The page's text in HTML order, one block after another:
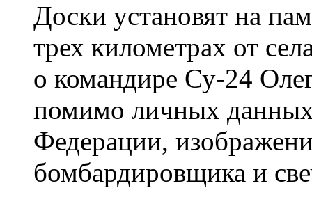
Доски установят на
трех километрах от
о командире Су-24
помимо личных
Федерации,
бомбардировщика и